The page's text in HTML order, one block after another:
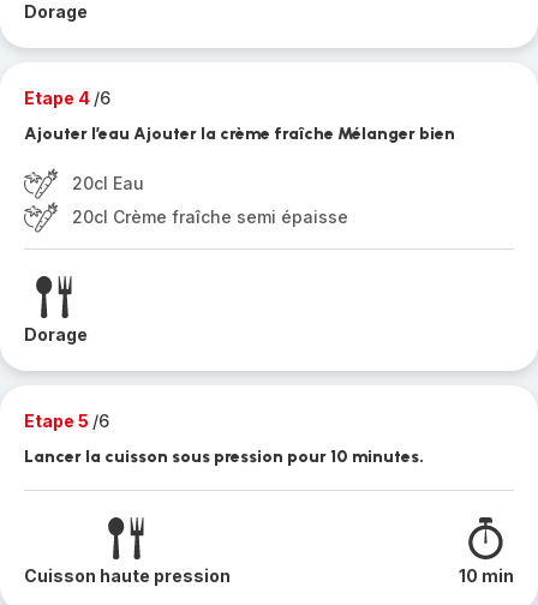
Dorage
Etape 4 /6
Ajouter l’eau Ajouter la crème fraîche Mélanger bien
20cl Eau
20cl Crème fraîche semi épaisse
Dorage
Etape 5 /6
Lancer la cuisson sous pression pour 10 minutes.
Cuisson haute pression 10 min